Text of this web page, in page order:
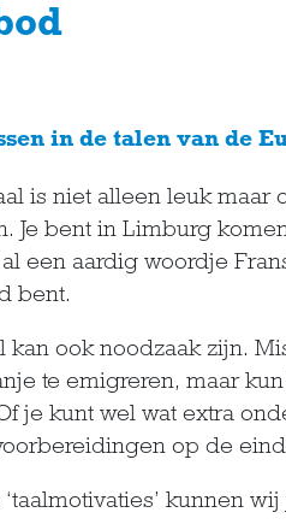
in de talen van de
is niet alleen leuk
Je bent in Limburg
een aardig woordje
bent.
kan ook noodzaak zijn.
te emigreren, maar
je kunt wel wat extra
op de
kunnen